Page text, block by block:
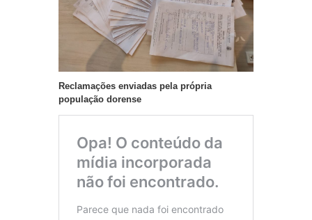
Reclamações enviadas pela própria
população dorense